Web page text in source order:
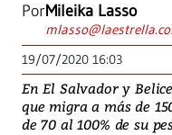
PorMileika Lasso
19/07/2020 16:03
En El Salvador y
que migra a más de
de 70 al 100% de su